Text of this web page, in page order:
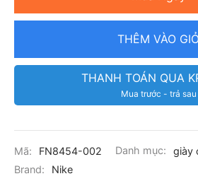
THÊM VÀO
THANH TOÁN QUA
Mua trước - trả sau
Mã: FN8454-002 Danh mục:
giày
Brand:
Nike